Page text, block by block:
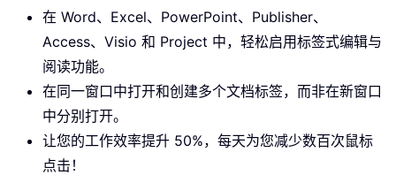
在 Word、Excel、PowerPoint、Publisher、
Access、Visio 和 Project 中，轻松启用标签式编辑与
阅读功能。
在同一窗口中打开和创建多个文档标签，而非在新窗口
中分别打开。
让您的工作效率提升 50%，每天为您减少数百次鼠标
点击！